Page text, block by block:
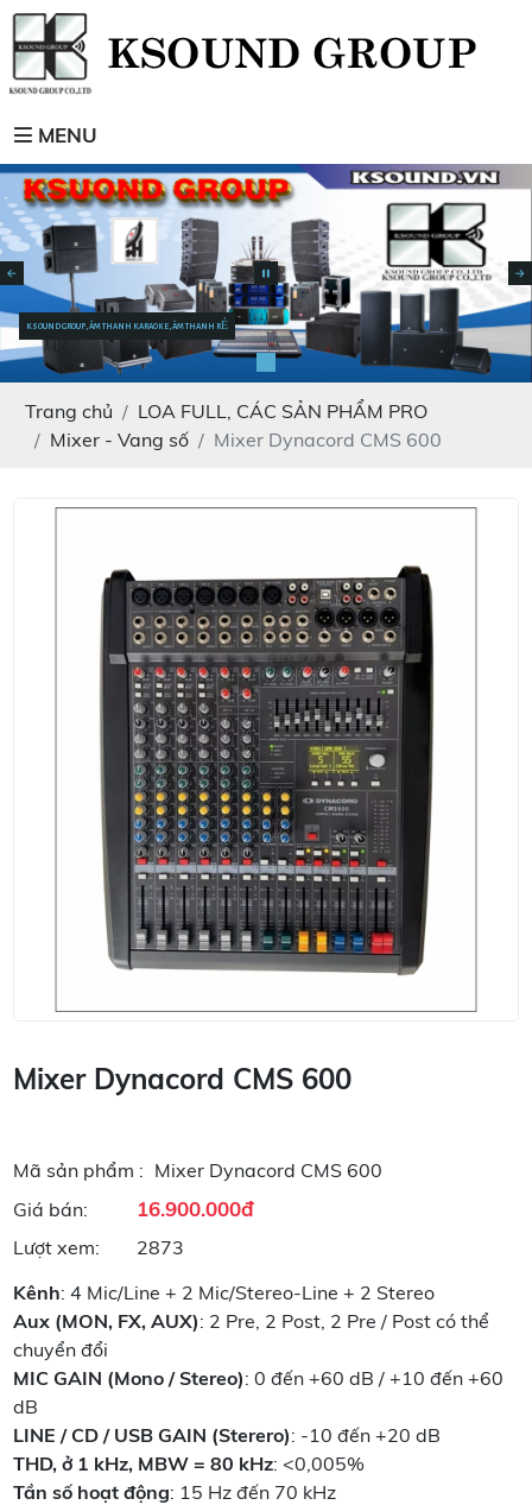
MENU
KSOUND GROUP, ÂM THANH KARAOKE, ÂM THANH RẺ
Trang chủ
LOA FULL, CÁC SẢN PHẨM PRO
Mixer - Vang số
Mixer Dynacord CMS 600
Mixer Dynacord CMS 600
Mã sản phẩm : Mixer Dynacord CMS 600
Giá bán:
16.900.000đ
Lượt xem:
2873
Kênh: 4 Mic/Line + 2 Mic/Stereo-Line + 2 Stereo
Aux (MON, FX, AUX): 2 Pre, 2 Post, 2 Pre / Post có thể
chuyển đổi
MIC GAIN (Mono / Stereo): 0 đến +60 dB / +10 đến +60
dB
LINE / CD / USB GAIN (Sterero): -10 đến +20 dB
THD, ở 1 kHz, MBW = 80 kHz: <0,005%
Tần số hoạt động: 15 Hz đến 70 kHz